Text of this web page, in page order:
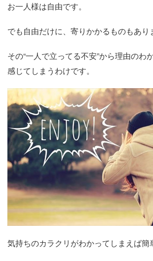
お一人様は自由です。
でも自由だけに、寄りかかるものもあり
その“一人で立ってる不安”から理由のわ
感じてしまうわけです。
気持ちのカラクリがわかってしまえば簡